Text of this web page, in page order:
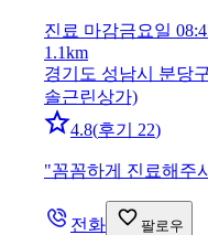
진료 마감금요일
1.1km
경기도 성남시 분당
솔근린상가)
4.8(후기 22)
"꼼꼼하게 진료해주
전화 팔로우